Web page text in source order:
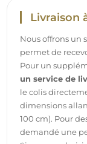
Pour rendre le
simples et sans
détaillées pour
nécessaires
des conseils